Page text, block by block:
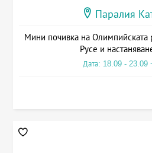
Паралия
Мини почивка на Олимпийската
Русе и
Дата: 18.09 - 23.09